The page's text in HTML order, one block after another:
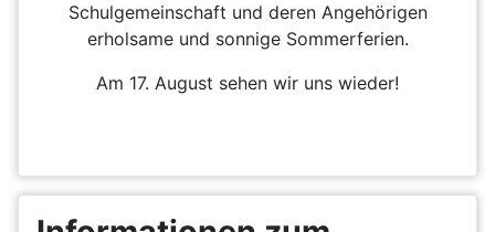
Schulgemeinschaft und deren Angehörigen
erholsame und sonnige Sommerferien.
Am 17. August sehen wir uns wieder!